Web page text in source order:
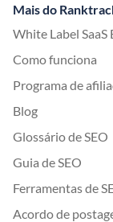
Mais do
White Label SaaS
Como funciona
Programa de
Blog
Glossário de SEO
Guia de SEO
Ferramentas de
Acordo de